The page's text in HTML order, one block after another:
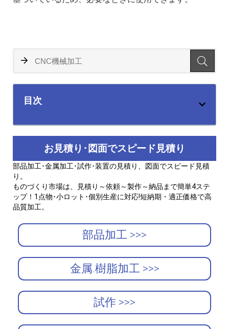
目次
お見積り･図面でスピード見積り
部品加工･金属加工･試作･装置の見積り、図面でスピード見積
り。
ものづくり市場は、見積り～依頼～製作～納品まで簡単4ステ
ップ！1点物･小ロット･個別生産に対応!短納期・適正価格で高
品質加工。
部品加工 >>>
金属.樹脂加工 >>>
試作 >>>